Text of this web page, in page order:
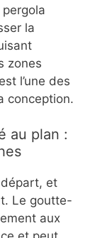
pergola
la
zones
l’une des
conception.
au plan :
départ, et
Le goutte-
aux